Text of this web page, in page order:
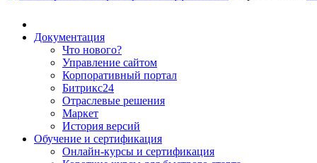
Документация
Что нового?
Управление сайтом
Корпоративный портал
Битрикс24
Отраслевые решения
Маркет
История версий
Обучение и сертификация
Онлайн-курсы и сертификация